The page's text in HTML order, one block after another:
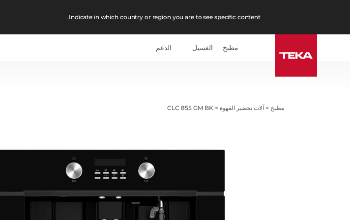
Indicate in which country or region you are to see specific content.
مطبخ الغسيل الدعم
مطبخ >آلات تحضير القهوة >
CLC 855 GM BK